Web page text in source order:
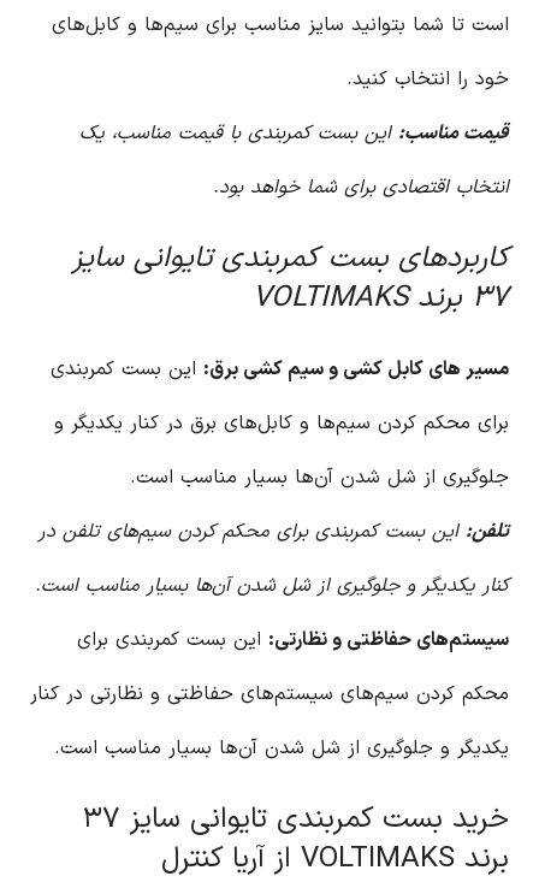
است تا شما بتوانید سایز مناسب برای سیم‌ها و کابل‌های
خود را انتخاب کنید.
قیمت مناسب: این بست کمربندی با قیمت مناسب، یک
انتخاب اقتصادی برای شما خواهد بود.
کاربردهای بست کمربندی تایوانی سایز
۳۷ برند VOLTIMAKS
مسیر های کابل کشی و سیم کشی برق: این بست کمربندی
برای محکم کردن سیم‌ها و کابل‌های برق در کنار یکدیگر و
جلوگیری از شل شدن آن‌ها بسیار مناسب است.
تلفن: این بست کمربندی برای محکم کردن سیم‌های تلفن در
کنار یکدیگر و جلوگیری از شل شدن آن‌ها بسیار مناسب است.
سیستم‌های حفاظتی و نظارتی: این بست کمربندی برای
محکم کردن سیم‌های سیستم‌های حفاظتی و نظارتی در کنار
یکدیگر و جلوگیری از شل شدن آن‌ها بسیار مناسب است.
خرید بست کمربندی تایوانی سایز ۳۷
برند VOLTIMAKS از آریا کنترل